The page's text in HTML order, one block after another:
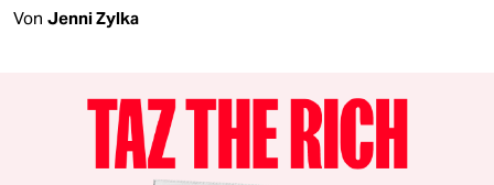
Von Jenni Zylka